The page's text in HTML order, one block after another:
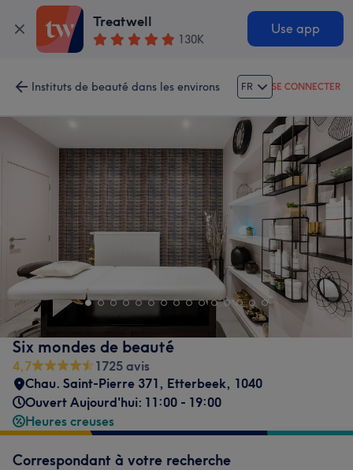
Treatwell
130K
Use app
Instituts de beauté dans les environs FR SE CONNECTER
Six mondes de beauté
4,7
1725 avis
Chau. Saint-Pierre 371, Etterbeek, 1040
Ouvert Aujourd'hui: 11:00 - 19:00
Heures creuses
Correspondant à votre recherche